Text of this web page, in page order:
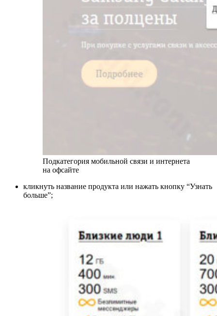
Подкатегория мобильной связи и интернета
на офсайте
кликнуть название продукта или нажать кнопку “Узнать
больше”;